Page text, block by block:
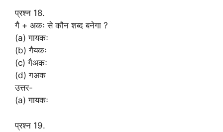
प्रश्न 18.
गै + अकः से कौन शब्द बनेगा ?
(a) गायकः
(b) गैयकः
(c) गैअकः
(d) गअक
उत्तर-
(a) गायकः
प्रश्न 19.